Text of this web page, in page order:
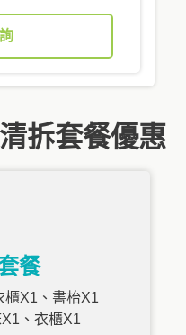
拆套餐優惠
餐
櫃X1、書枱X1
、衣櫃X1